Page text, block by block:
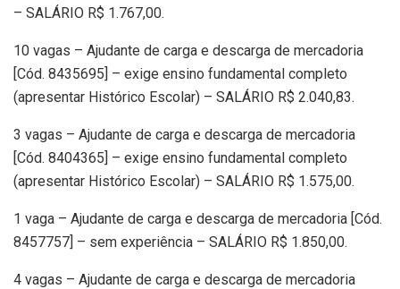
– SALÁRIO R$ 1.767,00.
10 vagas – Ajudante de carga e descarga de mercadoria
[Cód. 8435695] – exige ensino fundamental completo
(apresentar Histórico Escolar) – SALÁRIO R$ 2.040,83.
3 vagas – Ajudante de carga e descarga de mercadoria
[Cód. 8404365] – exige ensino fundamental completo
(apresentar Histórico Escolar) – SALÁRIO R$ 1.575,00.
1 vaga – Ajudante de carga e descarga de mercadoria [Cód.
8457757] – sem experiência – SALÁRIO R$ 1.850,00.
4 vagas – Ajudante de carga e descarga de mercadoria